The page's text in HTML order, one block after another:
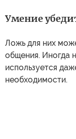
Умение
Ложь для них
общения. Иногда
используется
необходимости.